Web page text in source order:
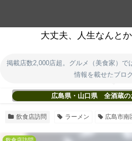
大丈夫、人生なんと
掲載店数2,000店超。グルメ（美食家）で
情報を載せたブロ
広島県・山口県 全酒蔵の
飲食店訪問 ラーメン 広島市南
飲食店訪問